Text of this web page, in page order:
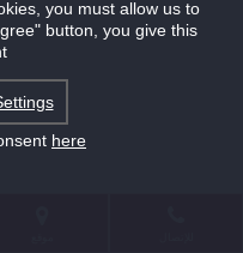
you must allow us to
button, you give this
here